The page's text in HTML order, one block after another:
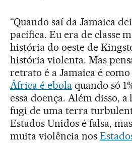
“Quando saí da Jamaica
pacífica. Eu era de classe
história do oeste de
história violenta. Mas
retrato é a Jamaica é
África é ebolaquando só
essa doença. Além disso,
fugi de uma terra
Estados Unidos é falsa,
muita violência nos